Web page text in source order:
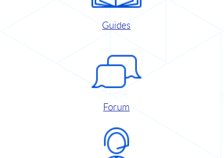
Guides
Forum